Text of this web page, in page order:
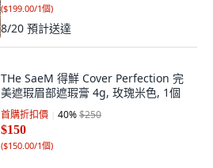
($199.00/1個)
8/20 預計送達
THe SaeM 得鮮 Cover Perfection 完
美遮瑕眉部遮瑕膏 4g, 玫瑰米色, 1個
首購折扣價 40%$250
$150
($150.00/1個)